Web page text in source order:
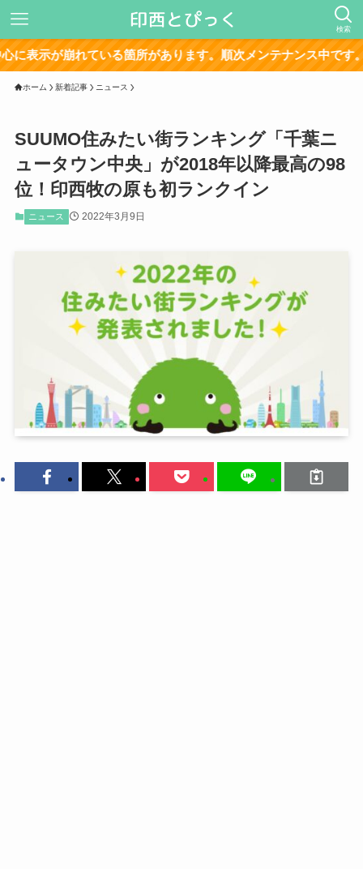
検索
崩れている箇所があります。順次メンテナンス中です。
ホーム 新着記事 ニュース
SUUMO住みたい街ランキング「千葉ニ
ュータウン中央」が2018年以降最高の98
位！印西牧の原も初ランクイン
ニュース 2022年3月9日